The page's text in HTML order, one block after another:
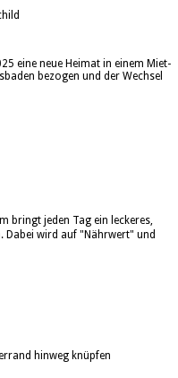
eine neue Heimat in einem Miet-
bezogen und der Wechsel
bringt jeden Tag ein leckeres,
Dabei wird auf "Nährwert" und
hinweg knüpfen